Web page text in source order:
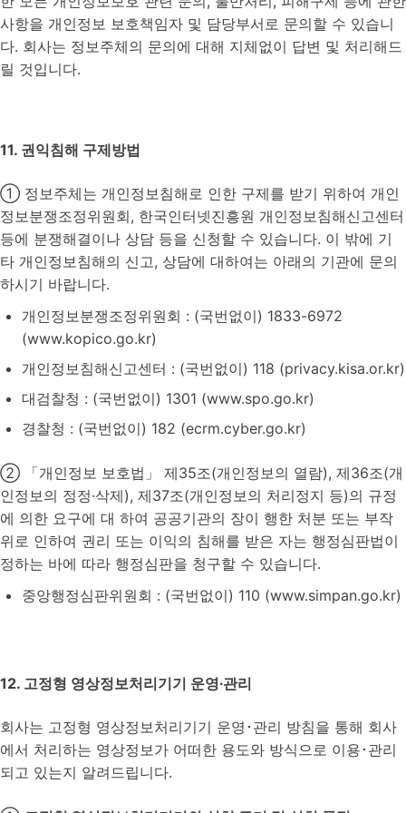
사항을 개인정보 보호책임자 및 담당부서로 문의할 수 있습니
다. 회사는 정보주체의 문의에 대해 지체없이 답변 및 처리해드
릴 것입니다.
11. 권익침해 구제방법
① 정보주체는 개인정보침해로 인한 구제를 받기 위하여 개인
정보분쟁조정위원회, 한국인터넷진흥원 개인정보침해신고센터
등에 분쟁해결이나 상담 등을 신청할 수 있습니다. 이 밖에 기
타 개인정보침해의 신고, 상담에 대하여는 아래의 기관에 문의
하시기 바랍니다.
개인정보분쟁조정위원회 : (국번없이) 1833-6972
(www.kopico.go.kr)
개인정보침해신고센터 : (국번없이) 118 (privacy.kisa.or.kr)
대검찰청 : (국번없이) 1301 (www.spo.go.kr)
경찰청 : (국번없이) 182 (ecrm.cyber.go.kr)
② 「개인정보 보호법」 제35조(개인정보의 열람), 제36조(개
인정보의 정정·삭제), 제37조(개인정보의 처리정지 등)의 규정
에 의한 요구에 대 하여 공공기관의 장이 행한 처분 또는 부작
위로 인하여 권리 또는 이익의 침해를 받은 자는 행정심판법이
정하는 바에 따라 행정심판을 청구할 수 있습니다.
중앙행정심판위원회 : (국번없이) 110 (www.simpan.go.kr)
12. 고정형 영상정보처리기기 운영∙관리
회사는 고정형 영상정보처리기기 운영･관리 방침을 통해 회사
에서 처리하는 영상정보가 어떠한 용도와 방식으로 이용･관리
되고 있는지 알려드립니다.